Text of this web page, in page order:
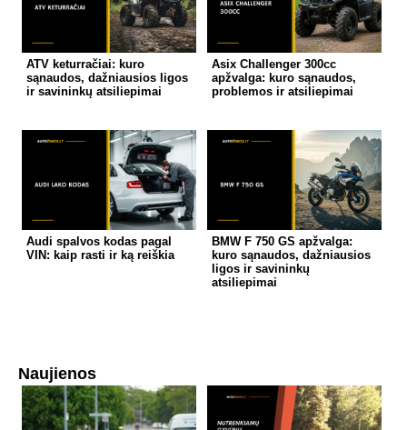
ATV keturračiai: kuro
sąnaudos, dažniausios ligos
ir savininkų atsiliepimai
Asix Challenger 300cc
apžvalga: kuro sąnaudos,
problemos ir atsiliepimai
Audi spalvos kodas pagal
VIN: kaip rasti ir ką reiškia
BMW F 750 GS apžvalga:
kuro sąnaudos, dažniausios
ligos ir savininkų
atsiliepimai
Naujienos